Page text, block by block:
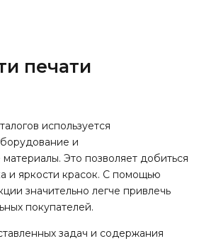
печати
используется
и
Это позволяет добиться
и яркости красок. С помощью
значительно легче привлечь
покупателей.
задач и содержания